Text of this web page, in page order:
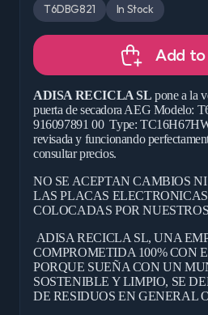
T6DBG821 In Stock
Add
ADISA RECICLA SL pone a la
puerta de secadora AEG Modelo:
916097891 00 Type:
revisada y funcionando
consultar precios.
NO SE ACEPTAN CAMBIOS
LAS PLACAS
COLOCADAS POR
ADISA RECICLA SL, UNA
COMPROMETIDA 100% CON
PORQUE SUEÑA CON UN
SOSTENIBLE Y LIMPIO, SE
DE RESIDUOS EN GENERAL